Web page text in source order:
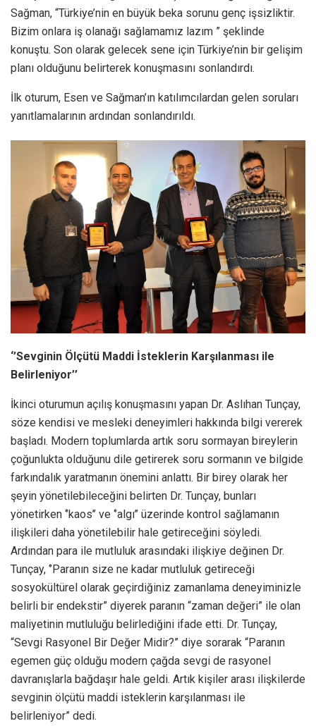
Sağman, “Türkiye’nin en büyük beka sorunu genç işsizliktir.
Bizim onlara iş olanağı sağlamamız lazım ” şeklinde
konuştu. Son olarak gelecek sene için Türkiye’nin bir gelişim
planı olduğunu belirterek konuşmasını sonlandırdı.
İlk oturum, Esen ve Sağman’ın katılımcılardan gelen soruları
yanıtlamalarının ardından sonlandırıldı.
‘’Sevginin Ölçütü Maddi İsteklerin Karşılanması ile
Belirleniyor’’
İkinci oturumun açılış konuşmasını yapan Dr. Aslıhan Tunçay,
söze kendisi ve mesleki deneyimleri hakkında bilgi vererek
başladı. Modern toplumlarda artık soru sormayan bireylerin
çoğunlukta olduğunu dile getirerek soru sormanın ve bilgide
farkındalık yaratmanın önemini anlattı. Bir birey olarak her
şeyin yönetilebileceğini belirten Dr. Tunçay, bunları
yönetirken ‘’kaos’’ ve ‘’algı’’ üzerinde kontrol sağlamanın
ilişkileri daha yönetilebilir hale getireceğini söyledi.
Ardından para ile mutluluk arasındaki ilişkiye değinen Dr.
Tunçay, ‘’Paranın size ne kadar mutluluk getireceği
sosyokültürel olarak geçirdiğiniz zamanlama deneyiminizle
belirli bir endekstir” diyerek paranın “zaman değeri” ile olan
maliyetinin mutluluğu belirlediğini ifade etti. Dr. Tunçay,
“Sevgi Rasyonel Bir Değer Midir?” diye sorarak “Paranın
egemen güç olduğu modern çağda sevgi de rasyonel
davranışlarla bağdaşır hale geldi. Artık kişiler arası ilişkilerde
sevginin ölçütü maddi isteklerin karşılanması ile
belirleniyor” dedi.